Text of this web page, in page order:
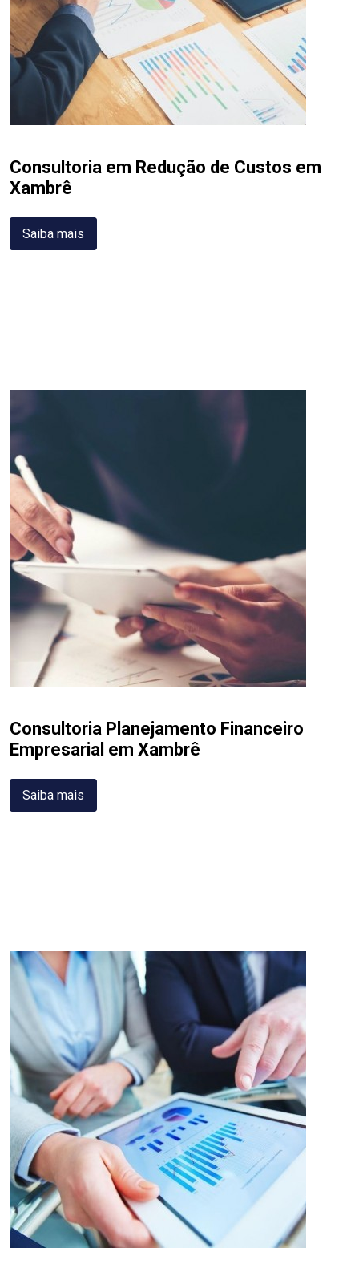
Consultoria em Redução de Custos em
Xambrê
Saiba mais
Consultoria Planejamento Financeiro
Empresarial em Xambrê
Saiba mais